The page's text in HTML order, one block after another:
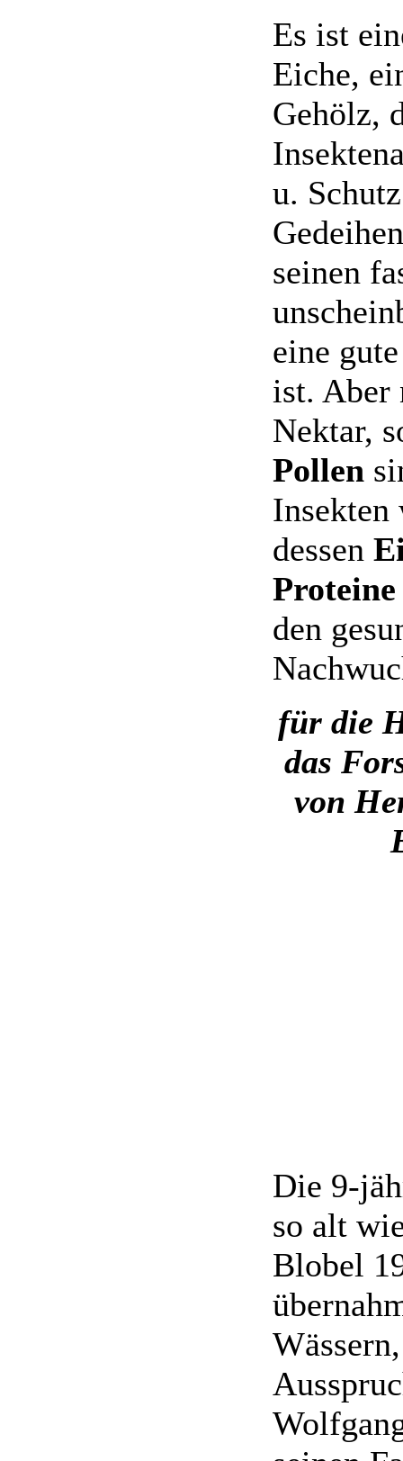
Es ist
Eiche,
Gehölz,
u.
seinen
eine
ist. Aber
Nektar,
Pollen
dessen
Proteine
den
für die
das
von
Die 9-
so alt
Blobel